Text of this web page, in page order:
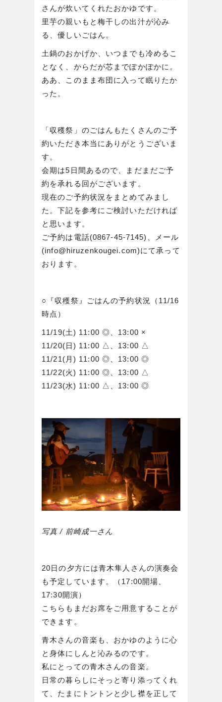
さんが炊いてくれたおかゆです。
里芋の親いもと梅干しの出汁が沁み
る、優しいごはん。
土鍋のおかげか、いつまでも冷めるこ
となく、からだが芯までぽかぽかに。
ああ、このまま布団に入って眠りたか
った。
「収穫祭」のごはんもたくさんのご予
約いただき本当にありがとうございま
す。
会期は5日間あるので、まだまだご予
約を承れる回がございます。
現在のご予約状況をまとめてみまし
た。下記を参考にご検討いただければ
と思います。
ご予約は電話(0867-45-7145)、メール
(info@hiruzenkougei.com)にて承って
おります。
○『収穫祭』ごはんの予約状況（11/16
時点）
11/19(土) 11:00 ◎、13:00 ×
11/20(日) 11:00 △、13:00 △
11/21(月) 11:00 ◎、13:00 ◎
11/22(火) 11:00 ◎、13:00 △
11/23(水) 11:00 △、13:00 ◎
写真 / 前崎成一さん
20日の夕方には青木隼人さんの演奏会
も予定しています。（17:00開場、
17:30開演）
こちらもまだお席をご用意することが
できます。
青木さんの音楽も、おかゆのように心
と身体にしんと沁みるのです。
私にとっての青木さんの音楽。
日常の暮らしにそっと寄り添ってくれ
て、たまにトントンと少し襟を正して